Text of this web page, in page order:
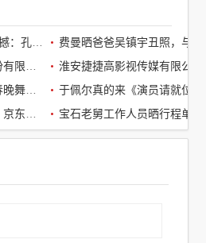
淮安捷捷高影视传媒有限公司